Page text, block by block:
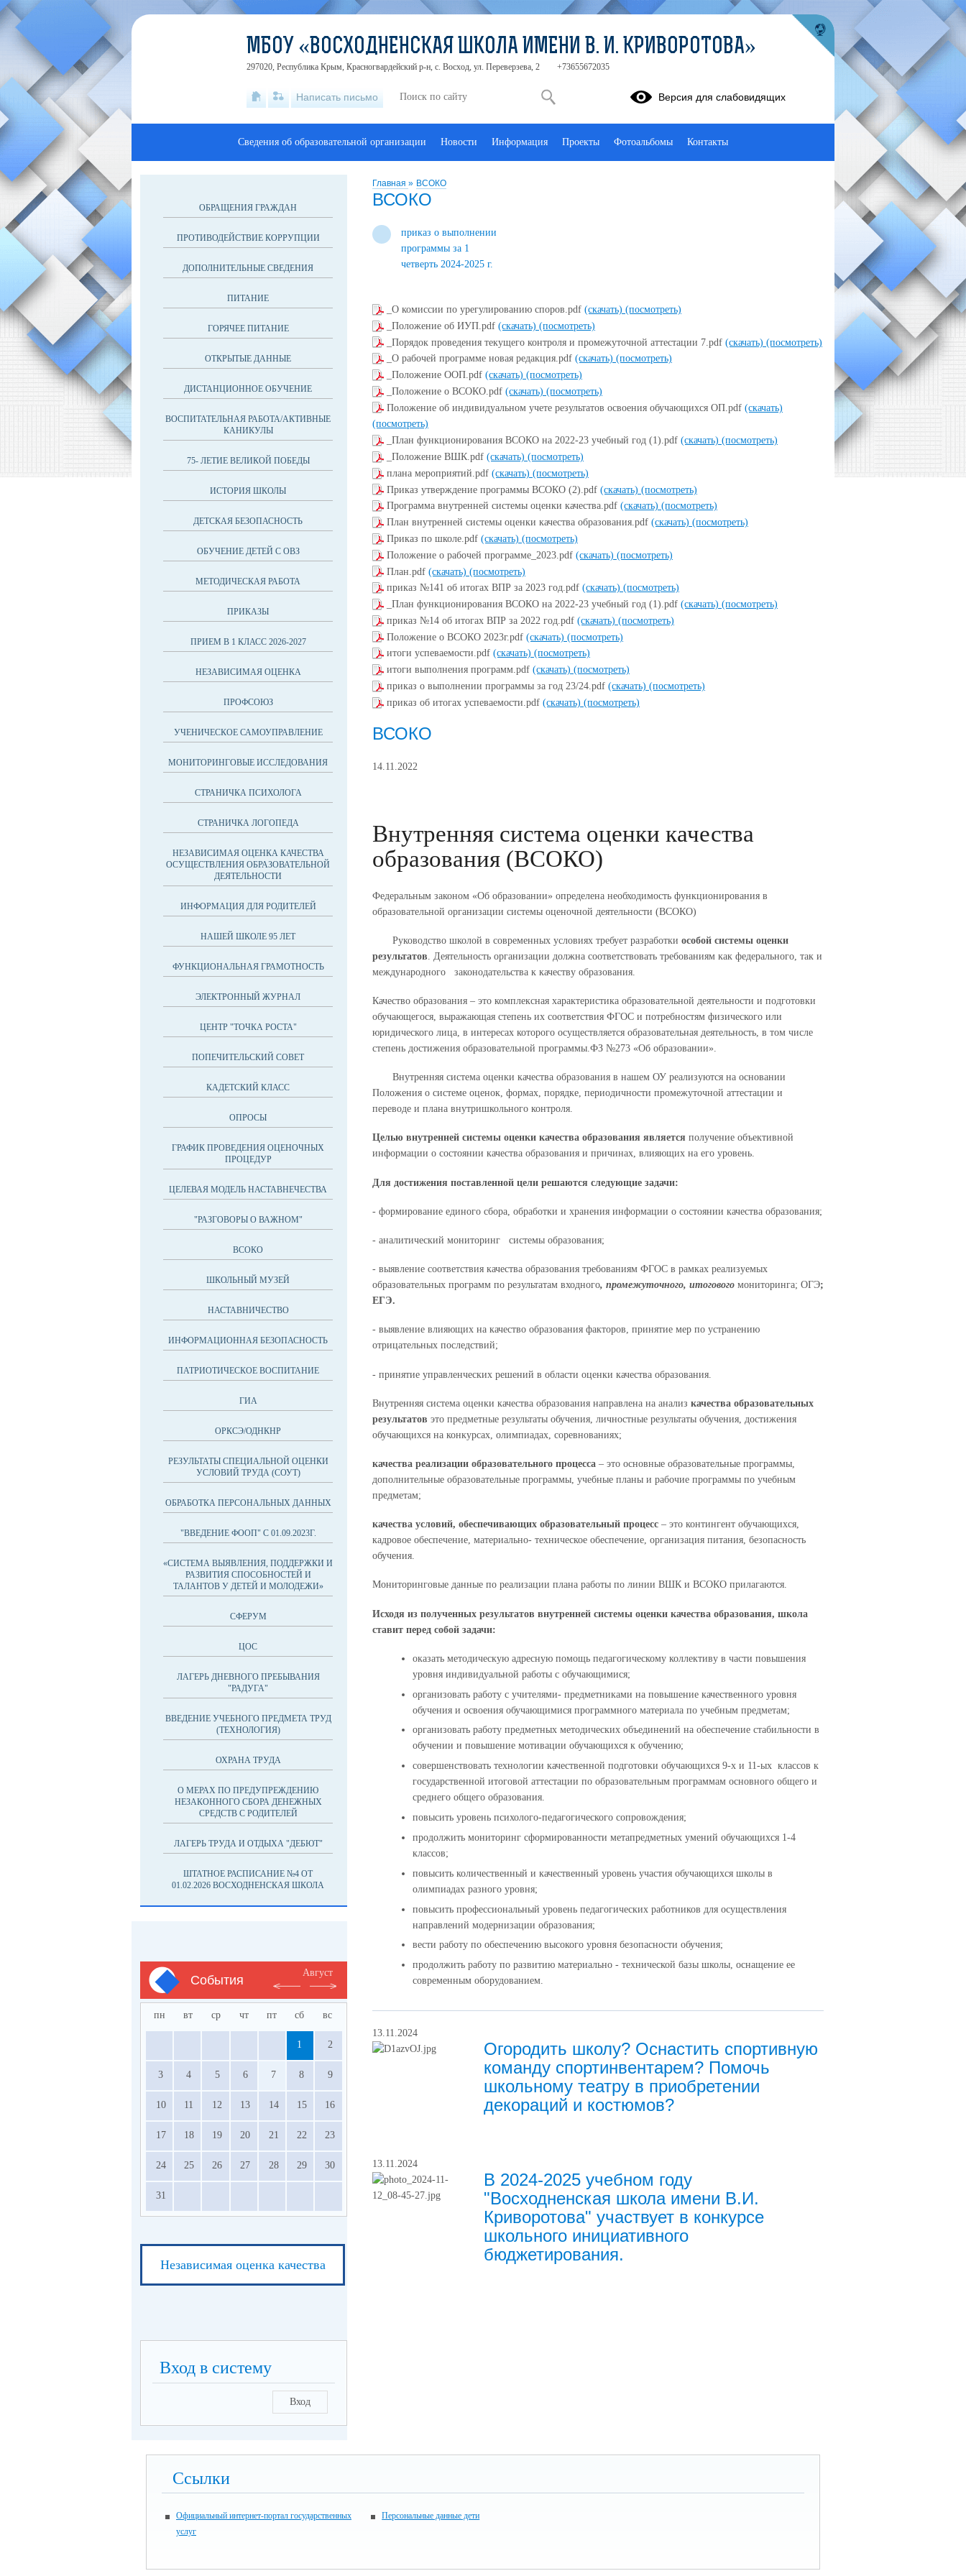
Главная » ВСОКО
ВСОКО
приказ о выполнении
программы за 1
четверть 2024-2025 г.
_О комиссии по урегулированию споров.pdf (скачать) (посмотреть)
_Положение об ИУП.pdf (скачать) (посмотреть)
_Порядок проведения текущего контроля и промежуточной аттестации 7.pdf (скачать) (посмотреть)
_О рабочей программе новая редакция.pdf (скачать) (посмотреть)
_Положение ООП.pdf (скачать) (посмотреть)
_Положение о ВСОКО.pdf (скачать) (посмотреть)
Положение об индивидуальном учете результатов освоения обучающихся ОП.pdf (скачать)
(посмотреть)
_План функционирования ВСОКО на 2022-23 учебный год (1).pdf (скачать) (посмотреть)
_Положение ВШК.pdf (скачать) (посмотреть)
плана мероприятий.pdf (скачать) (посмотреть)
Приказ утверждение программы ВСОКО (2).pdf (скачать) (посмотреть)
Программа внутренней системы оценки качества.pdf (скачать) (посмотреть)
План внутренней системы оценки качества образования.pdf (скачать) (посмотреть)
Приказ по школе.pdf (скачать) (посмотреть)
Положение о рабочей программе_2023.pdf (скачать) (посмотреть)
План.pdf (скачать) (посмотреть)
приказ №141 об итогах ВПР за 2023 год.pdf (скачать) (посмотреть)
_План функционирования ВСОКО на 2022-23 учебный год (1).pdf (скачать) (посмотреть)
приказ №14 об итогах ВПР за 2022 год.pdf (скачать) (посмотреть)
Положение о ВСОКО 2023г.pdf (скачать) (посмотреть)
итоги успеваемости.pdf (скачать) (посмотреть)
итоги выполнения программ.pdf (скачать) (посмотреть)
приказ о выполнении программы за год 23/24.pdf (скачать) (посмотреть)
приказ об итогах успеваемости.pdf (скачать) (посмотреть)
ВСОКО
14.11.2022
Внутренняя система оценки качества
образования (ВСОКО)
Федеральным законом «Об образовании» определена необходимость функционирования в
образовательной организации системы оценочной деятельности (ВСОКО)
Руководство школой в современных условиях требует разработки особой системы оценки
результатов . Деятельность организации должна соответствовать требованиям как федерального, так и
международного законодательства к качеству образования.
Качество образования – это комплексная характеристика образовательной деятельности и подготовки
обучающегося, выражающая степень их соответствия ФГОС и потребностям физического или
юридического лица, в интересах которого осуществляется образовательная деятельность, в том числе
степень достижения образовательной программы.ФЗ №273 «Об образовании».
Внутренняя система оценки качества образования в нашем ОУ реализуются на основании
Положения о системе оценок, формах, порядке, периодичности промежуточной аттестации и
переводе и плана внутришкольного контроля.
Целью внутренней системы оценки качества образования является получение объективной
информации о состоянии качества образования и причинах, влияющих на его уровень.
Для достижения поставленной цели решаются следующие задачи:
- формирование единого сбора, обработки и хранения информации о состоянии качества образования;
- аналитический мониторинг системы образования;
- выявление соответствия качества образования требованиям ФГОС в рамках реализуемых
образовательных программ по результатам входного, промежуточного, итогового мониторинга; ОГЭ;
ЕГЭ.
- выявление влияющих на качество образования факторов, принятие мер по устранению
отрицательных последствий;
- принятие управленческих решений в области оценки качества образования.
Внутренняя система оценки качества образования направлена на анализ качества образовательных
результатов это предметные результаты обучения, личностные результаты обучения, достижения
обучающихся на конкурсах, олимпиадах, соревнованиях;
качества реализации образовательного процесса – это основные образовательные программы,
дополнительные образовательные программы, учебные планы и рабочие программы по учебным
предметам;
качества условий, обеспечивающих образовательный процесс – это контингент обучающихся,
кадровое обеспечение, материально- техническое обеспечение, организация питания, безопасность
обучения.
Мониторинговые данные по реализации плана работы по линии ВШК и ВСОКО прилагаются.
Исходя из полученных результатов внутренней системы оценки качества образования, школа
ставит перед собой задачи:
оказать методическую адресную помощь педагогическому коллективу в части повышения
уровня индивидуальной работы с обучающимися;
организовать работу с учителями- предметниками на повышение качественного уровня
обучения и освоения обучающимися программного материала по учебным предметам;
организовать работу предметных методических объединений на обеспечение стабильности в
обучении и повышение мотивации обучающихся к обучению;
совершенствовать технологии качественной подготовки обучающихся 9-х и 11-ых классов к
государственной итоговой аттестации по образовательным программам основного общего и
среднего общего образования.
повысить уровень психолого-педагогического сопровождения;
продолжить мониторинг сформированности метапредметных умений обучающихся 1-4
классов;
повысить количественный и качественный уровень участия обучающихся школы в
олимпиадах разного уровня;
повысить профессиональный уровень педагогических работников для осуществления
направлений модернизации образования;
вести работу по обеспечению высокого уровня безопасности обучения;
продолжить работу по развитию материально - технической базы школы, оснащение ее
современным оборудованием.
13.11.2024
Огородить школу? Оснастить спортивную
команду спортинвентарем? Помочь
школьному театру в приобретении
декораций и костюмов?
13.11.2024
В 2024-2025 учебном году
"Восходненская школа имени В.И.
Криворотова" участвует в конкурсе
школьного инициативного
бюджетирования.
ОБРАЩЕНИЯ ГРАЖДАН
ПРОТИВОДЕЙСТВИЕ КОРРУПЦИИ
ДОПОЛНИТЕЛЬНЫЕ СВЕДЕНИЯ
ПИТАНИЕ
ГОРЯЧЕЕ ПИТАНИЕ
ОТКРЫТЫЕ ДАННЫЕ
ДИСТАНЦИОННОЕ ОБУЧЕНИЕ
ВОСПИТАТЕЛЬНАЯ РАБОТА/АКТИВНЫЕ
КАНИКУЛЫ
75- ЛЕТИЕ ВЕЛИКОЙ ПОБЕДЫ
ИСТОРИЯ ШКОЛЫ
ДЕТСКАЯ БЕЗОПАСНОСТЬ
ОБУЧЕНИЕ ДЕТЕЙ С ОВЗ
МЕТОДИЧЕСКАЯ РАБОТА
ПРИКАЗЫ
ПРИЕМ В 1 КЛАСС 2026-2027
НЕЗАВИСИМАЯ ОЦЕНКА
ПРОФСОЮЗ
УЧЕНИЧЕСКОЕ САМОУПРАВЛЕНИЕ
МОНИТОРИНГОВЫЕ ИССЛЕДОВАНИЯ
СТРАНИЧКА ПСИХОЛОГА
СТРАНИЧКА ЛОГОПЕДА
НЕЗАВИСИМАЯ ОЦЕНКА КАЧЕСТВА
ОСУЩЕСТВЛЕНИЯ ОБРАЗОВАТЕЛЬНОЙ
ДЕЯТЕЛЬНОСТИ
ИНФОРМАЦИЯ ДЛЯ РОДИТЕЛЕЙ
НАШЕЙ ШКОЛЕ 95 ЛЕТ
ФУНКЦИОНАЛЬНАЯ ГРАМОТНОСТЬ
ЭЛЕКТРОННЫЙ ЖУРНАЛ
ЦЕНТР "ТОЧКА РОСТА"
ПОПЕЧИТЕЛЬСКИЙ СОВЕТ
КАДЕТСКИЙ КЛАСС
ОПРОСЫ
ГРАФИК ПРОВЕДЕНИЯ ОЦЕНОЧНЫХ
ПРОЦЕДУР
ЦЕЛЕВАЯ МОДЕЛЬ НАСТАВНЕЧЕСТВА
"РАЗГОВОРЫ О ВАЖНОМ"
ВСОКО
ШКОЛЬНЫЙ МУЗЕЙ
НАСТАВНИЧЕСТВО
ИНФОРМАЦИОННАЯ БЕЗОПАСНОСТЬ
ПАТРИОТИЧЕСКОЕ ВОСПИТАНИЕ
ГИА
ОРКСЭ/ОДНКНР
РЕЗУЛЬТАТЫ СПЕЦИАЛЬНОЙ ОЦЕНКИ
УСЛОВИЙ ТРУДА (СОУТ)
ОБРАБОТКА ПЕРСОНАЛЬНЫХ ДАННЫХ
"ВВЕДЕНИЕ ФООП" С 01.09.2023Г.
«СИСТЕМА ВЫЯВЛЕНИЯ, ПОДДЕРЖКИ И
РАЗВИТИЯ СПОСОБНОСТЕЙ И
ТАЛАНТОВ У ДЕТЕЙ И МОЛОДЕЖИ»
СФЕРУМ
ЦОС
ЛАГЕРЬ ДНЕВНОГО ПРЕБЫВАНИЯ
"РАДУГА"
ВВЕДЕНИЕ УЧЕБНОГО ПРЕДМЕТА ТРУД
(ТЕХНОЛОГИЯ)
ОХРАНА ТРУДА
О МЕРАХ ПО ПРЕДУПРЕЖДЕНИЮ
НЕЗАКОННОГО СБОРА ДЕНЕЖНЫХ
СРЕДСТВ С РОДИТЕЛЕЙ
ЛАГЕРЬ ТРУДА И ОТДЫХА "ДЕБЮТ"
ШТАТНОЕ РАСПИСАНИЕ №4 ОТ
01.02.2026 ВОСХОДНЕНСКАЯ ШКОЛА
События
Август
пн вт ср чт пт сб вс
1 2
3 4 5 6 7 8 9
10 11 12 13 14 15 16
17 18 19 20 21 22 23
24 25 26 27 28 29 30
31
Независимая оценка качества
Вход в систему
Вход
Ссылки
Официальный интернет-портал государственных
услуг
Персональные данные дети
МБОУ «ВОСХОДНЕНСКАЯ ШКОЛА ИМЕНИ В. И. КРИВОРОТОВА»
297020, Республика Крым, Красногвардейский р-н, с. Восход, ул. Переверзева, 2 +73655672035
Написать письмо Версия для слабовидящих
Сведения об образовательной организации Новости Информация Проекты Фотоальбомы Контакты